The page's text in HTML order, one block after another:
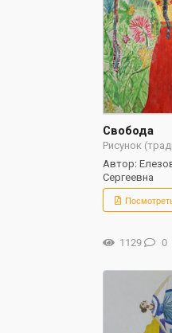
Свобода
Рисунок
Автор:
Сергеевна
1129 0